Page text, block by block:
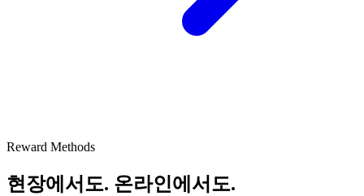
Reward Methods
현장에서도. 온라인에서도.